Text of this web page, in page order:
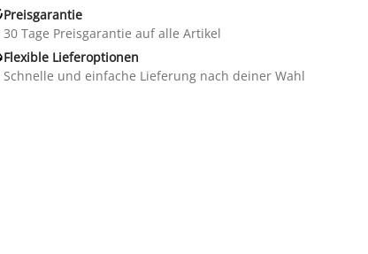
Preisgarantie
30 Tage Preisgarantie auf alle Artikel
Flexible Lieferoptionen
Schnelle und einfache Lieferung nach deiner Wahl